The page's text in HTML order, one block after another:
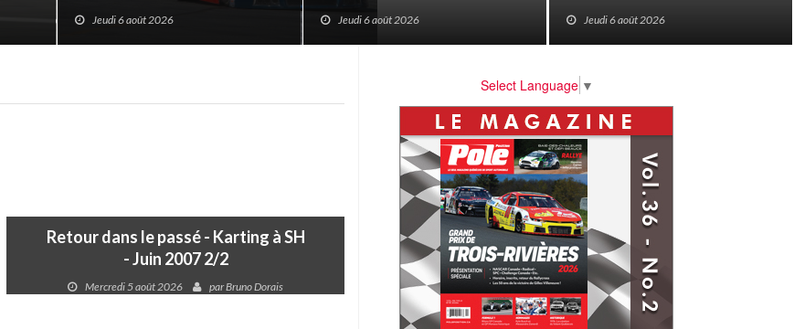
Jeudi 6 août 2026 Jeudi 6 août 2026 Jeudi 6 août 2026
Retour dans le passé - Karting à SH
- Juin 2007 2/2
Mercredi 5 août 2026 parBruno Dorais
Select Language ▼